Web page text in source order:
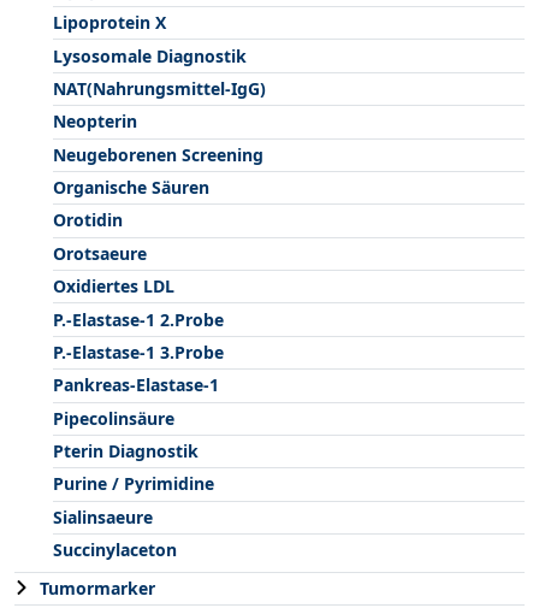
Lipoprotein X
Lysosomale Diagnostik
NAT(Nahrungsmittel-IgG)
Neopterin
Neugeborenen Screening
Organische Säuren
Orotidin
Orotsaeure
Oxidiertes LDL
P.-Elastase-1 2.Probe
P.-Elastase-1 3.Probe
Pankreas-Elastase-1
Pipecolinsäure
Pterin Diagnostik
Purine / Pyrimidine
Sialinsaeure
Succinylaceton
Tumormarker